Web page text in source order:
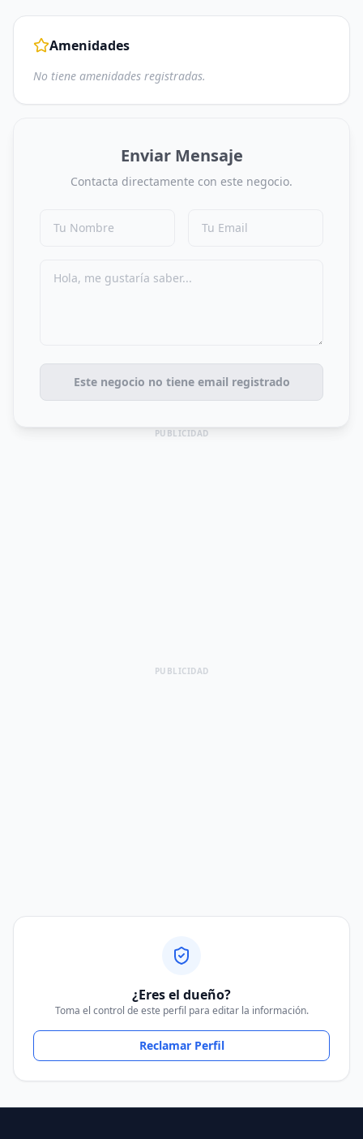
Amenidades
No tiene amenidades registradas.
Enviar Mensaje
Contacta directamente con este negocio.
Este negocio no tiene email registrado
PUBLICIDAD
PUBLICIDAD
¿Eres el dueño?
Toma el control de este perfil para editar la información.
Reclamar Perfil